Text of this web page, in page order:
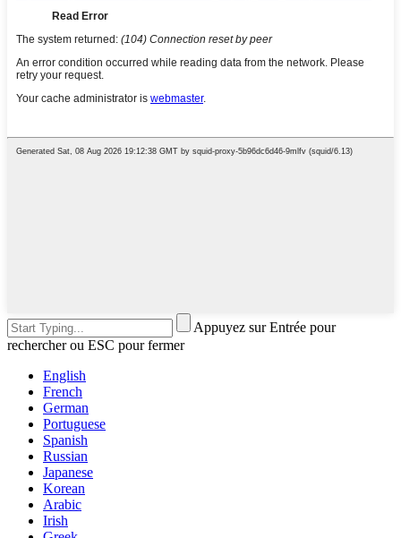
Appuyez sur Entrée pour
rechercher ou ESC pour fermer
English
French
German
Portuguese
Spanish
Russian
Japanese
Korean
Arabic
Irish